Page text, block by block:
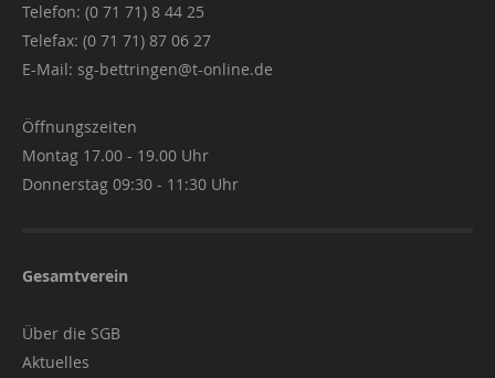
Telefon: (0 71 71) 8 44 25
Telefax: (0 71 71) 87 06 27
E-Mail: sg-bettringen@t-online.de
Öffnungszeiten
Montag 17.00 - 19.00 Uhr
Donnerstag 09:30 - 11:30 Uhr
Gesamtverein
Über die SGB
Aktuelles